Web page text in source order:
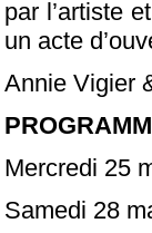
par l’artiste
un acte
Annie Vigier
Mercredi 25
Samedi 28